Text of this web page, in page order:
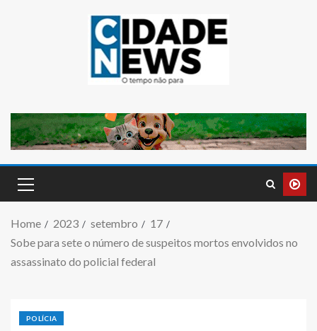
Home 2023 setembro
17
Sobe para sete o número de suspeitos mortos envolvidos no
assassinato do policial federal
POLÍCIA